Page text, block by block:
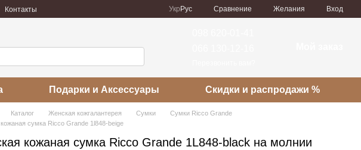
Контакты
Укр Рус Сравнение Желания Вход
Подарки и Аксессуары Скидки и распродажи %
Каталог Женская кожгалантерея Сумки
Сумки Ricco Grande
сумка Ricco Grande 1l848-beige
кожаная сумка Ricco Grande 1L848-black на молнии